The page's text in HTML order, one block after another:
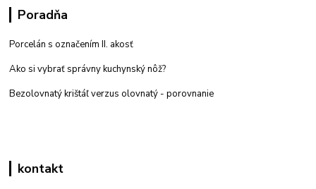
Poradňa
Porcelán s označením II. akosť
Ako si vybrať správny kuchynský nôž?
Bezolovnatý krištáľ verzus olovnatý - porovnanie
kontakt